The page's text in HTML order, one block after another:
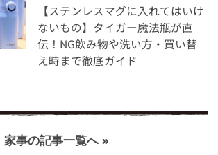
【ステンレスマグに入れてはいけ
ないもの】タイガー魔法瓶が直
伝！NG飲み物や洗い方・買い替
え時まで徹底ガイド
家事の記事一覧へ »